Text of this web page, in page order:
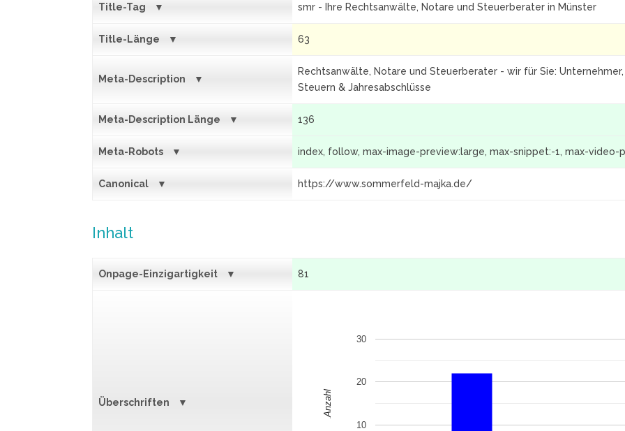
Title-Tag smr - Ihre Rechtsanwälte, Notare und Steuerberater in Münster
Title-Länge 63
Meta-Description
Rechtsanwälte, Notare und Steuerberater - wir für Sie:
Steuern & Jahresabschlüsse
Meta-Description Länge 136
Meta-Robots index, follow, max-image-preview:large, max-snippet:-1, max-video-
Canonical https://www.sommerfeld-majka.de/
Inhalt
Onpage-Einzigartigkeit 81
Überschriften
10
20
30
Anzahl